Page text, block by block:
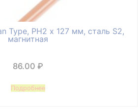
Type, PH2 х 127 мм, сталь S2,
магнитная
86.00 ₽
Подробнее